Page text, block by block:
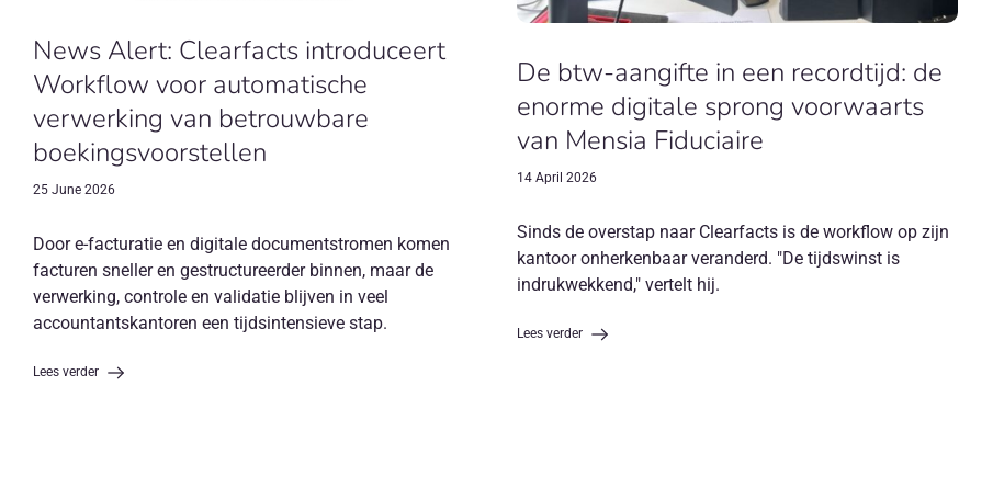
News Alert: Clearfacts introduceert
Workflow voor automatische
verwerking van betrouwbare
boekingsvoorstellen
25 June 2026
Door e-facturatie en digitale documentstromen komen
facturen sneller en gestructureerder binnen, maar de
verwerking, controle en validatie blijven in veel
accountantskantoren een tijdsintensieve stap.
Lees verder
De btw-aangifte in een recordtijd: de
enorme digitale sprong voorwaarts
van Mensia Fiduciaire
14 April 2026
Sinds de overstap naar Clearfacts is de workflow op zijn
kantoor onherkenbaar veranderd. "De tijdswinst is
indrukwekkend," vertelt hij.
Lees verder